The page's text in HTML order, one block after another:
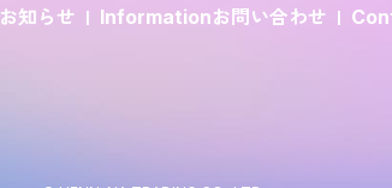
お知らせ Informationお問い合わせ